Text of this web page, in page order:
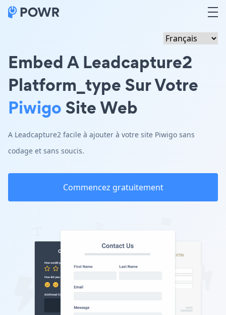
Embed A Leadcapture2
Platform_type Sur Votre
PiwigoSite Web
A Leadcapture2 facile à ajouter à votre site Piwigo sans
codage et sans soucis.
Commencez gratuitement